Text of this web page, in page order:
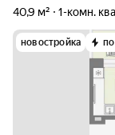
40,9 м²
1-комн.
новостройка